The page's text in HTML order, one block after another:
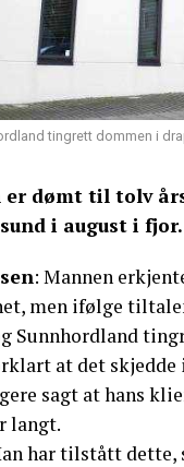
tingrett dommen i
er dømt til tolv
i august i fjor.
: Mannen
men ifølge
Sunnhordland
at det
sagt at hans
langt.
har tilstått